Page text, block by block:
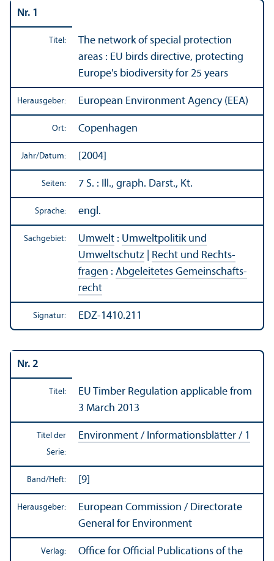
Nr. 1
Titel:
The network of special protection
areas : EU birds directive, protecting
Europe's biodiversity for 25 years
Herausgeber: European Environment Agency (EEA)
Ort: Copenhagen
Jahr/Datum: [2004]
Seiten: 7 S. : Ill., graph. Darst., Kt.
Sprache: engl.
Sachgebiet: Umwelt : Umweltpolitik und
Umweltschutz
Recht und Rechts­
fragen : Abgeleitetes Gemeinschafts­
recht
Signatur: EDZ-1410.211
Nr. 2
Titel:
EU Timber Regulation applicable from
3 March 2013
Titel der
Serie:
Environment / Informations­blätter / 1
Band/Heft: [9]
Herausgeber:
European Commission / Directorate
General for Environment
Verlag:
Office for Official Publications of the